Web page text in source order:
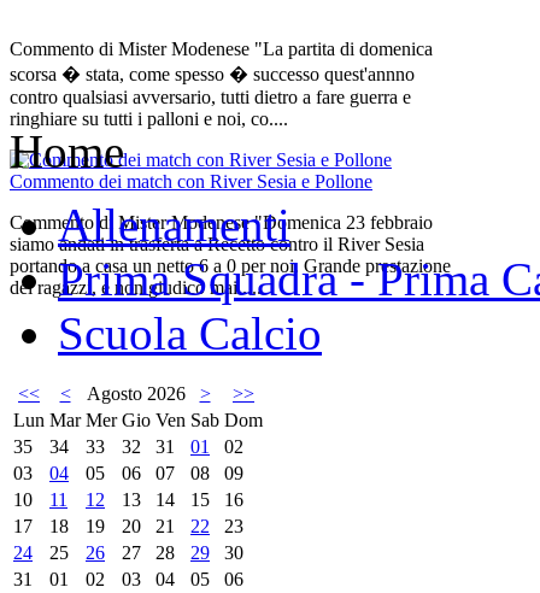
Commento di Mister Modenese "La partita di domenica
scorsa � stata, come spesso � successo quest'annno
contro qualsiasi avversario, tutti dietro a fare guerra e
ringhiare su tutti i palloni e noi, co....
Commento dei match con River Sesia e Pollone
Commento di Mister Modenese "Domenica 23 febbraio
siamo andati in trasferta a Recetto contro il River Sesia
portando a casa un netto 6 a 0 per noi. Grande prestazione
dei ragazzi, e non giudico mai ....
Home
Allenamenti
Prima Squadra - Prima
Scuola Calcio
<< < Agosto 2026 >
>>
Lun Mar Mer Gio Ven Sab Dom
35
34 33 32 31 01
02
03
04 05 06 07 08
09
10
11 12 13 14 15
16
17
18 19 20 21 22
23
24
25 26 27 28 29
30
31
01 02 03 04 05 06